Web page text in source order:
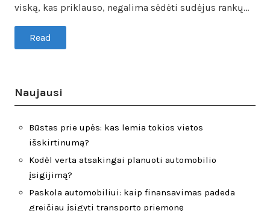
viską, kas priklauso, negalima sėdėti sudėjus rankų…
Read
Naujausi
Būstas prie upės: kas lemia tokios vietos
išskirtinumą?
Kodėl verta atsakingai planuoti automobilio
įsigijimą?
Paskola automobiliui: kaip finansavimas padeda
greičiau įsigyti transporto priemonę